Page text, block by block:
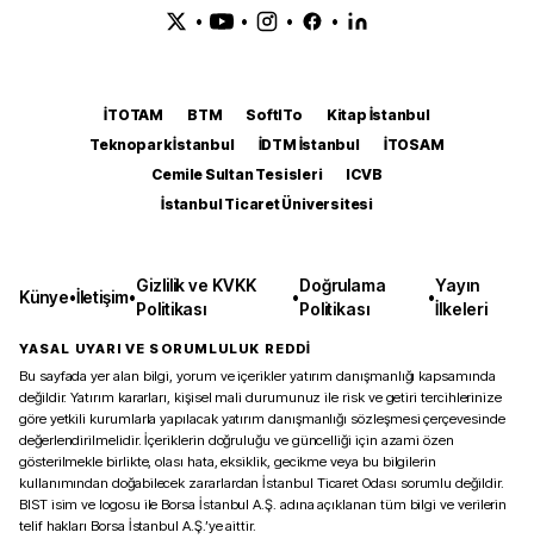
• • • •
İTOTAM BTM SoftITo
Kitap İstanbul
Teknopark İstanbul
İDTM İstanbul
İTOSAM
Cemile Sultan Tesisleri
ICVB
İstanbul Ticaret Üniversitesi
Künye•İletişim•
Gizlilik ve KVKK
Politikası
•
Doğrulama
Politikası
•
Yayın
İlkeleri
YASAL UYARI VE SORUMLULUK REDDİ
Bu sayfada yer alan bilgi, yorum ve içerikler yatırım danışmanlığı kapsamında
değildir. Yatırım kararları, kişisel mali durumunuz ile risk ve getiri tercihlerinize
göre yetkili kurumlarla yapılacak yatırım danışmanlığı sözleşmesi çerçevesinde
değerlendirilmelidir. İçeriklerin doğruluğu ve güncelliği için azami özen
gösterilmekle birlikte, olası hata, eksiklik, gecikme veya bu bilgilerin
kullanımından doğabilecek zararlardan İstanbul Ticaret Odası sorumlu değildir.
BIST isim ve logosu ile Borsa İstanbul A.Ş. adına açıklanan tüm bilgi ve verilerin
telif hakları Borsa İstanbul A.Ş.’ye aittir.